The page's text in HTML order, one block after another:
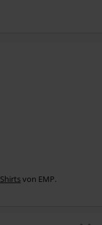
Metality, Gutscheine &
von EMP.